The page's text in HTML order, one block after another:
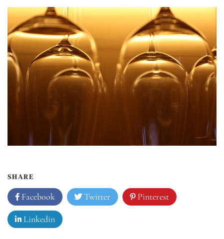
SHARE
Facebook Twitter Pinterest
Linkedin